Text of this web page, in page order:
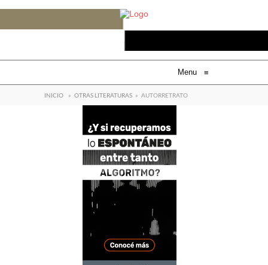
Menu ≡
INICIO » OTRAS LITERATURAS » AUTORRETRATO